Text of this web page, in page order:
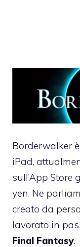
Borderwalker
iPad,
sull’App Store
yen. Ne
creato da
lavorato in
Final Fantasy.